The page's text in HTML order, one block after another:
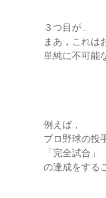
３つ目が…
まあ，これは
単純に不可能
例えば，
プロ野球の投
「完全試合」
の達成をする